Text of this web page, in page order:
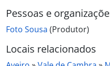
Pessoas e
Foto Sousa (Produtor)
Locais relacionados